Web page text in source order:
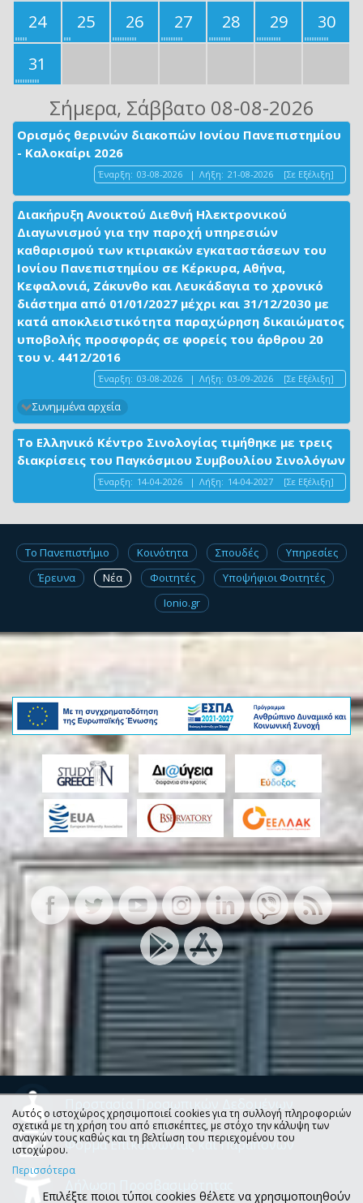
24
25 26 27 28 29
30
31
Σήμερα, Σάββατο 08-08-2026
Ορισμός θερινών διακοπών Ιονίου Πανεπιστημίου
- Καλοκαίρι 2026
Έναρξη: 03-08-2026 | Λήξη: 21-08-2026 [Σε Εξέλιξη]
Διακήρυξη Ανοικτού Διεθνή Ηλεκτρονικού
Διαγωνισμού για την παροχή υπηρεσιών
καθαρισμού των κτιριακών εγκαταστάσεων του
Ιονίου Πανεπιστημίου σε Κέρκυρα, Αθήνα,
Κεφαλονιά, Ζάκυνθο και Λευκάδαγια το χρονικό
διάστημα από 01/01/2027 μέχρι και 31/12/2030 με
κατά αποκλειστικότητα παραχώρηση δικαιώματος
υποβολής προσφοράς σε φορείς του άρθρου 20
του ν. 4412/2016
Έναρξη: 03-08-2026 | Λήξη: 03-09-2026 [Σε Εξέλιξη]
Συνημμένα αρχεία
Το Ελληνικό Κέντρο Σινολογίας τιμήθηκε με τρεις
διακρίσεις του Παγκόσμιου Συμβουλίου Σινολόγων
Έναρξη: 14-04-2026 | Λήξη: 14-04-2027 [Σε Εξέλιξη]
Το Πανεπιστήμιο Κοινότητα Σπουδές
Υπηρεσίες
Έρευνα
Νέα Φοιτητές
Υποψήφιοι Φοιτητές
Ionio.gr
Προστασία Προσωπικών Δεδομένων
Φόρμα Επικοινωνίας και Παραπόνων
Αυτός ο ιστοχώρος χρησιμοποιεί cookies για τη συλλογή πληροφοριών
σχετικά με τη χρήση του από επισκέπτες, με στόχο την κάλυψη των
αναγκών τους καθώς και τη βελτίωση του περιεχομένου του
ιστοχώρου.
Περισσότερα
Επιλέξτε ποιοι τύποι cookies θέλετε να χρησιμοποιηθούν